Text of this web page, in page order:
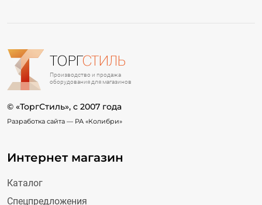
ТОРГСТИЛЬ
Производство и продажа
оборудования для магазинов
© «ТоргСтиль», c 2007 года
Разработка сайта — РА «Колибри»
Интернет магазин
Каталог
Спецпредложения